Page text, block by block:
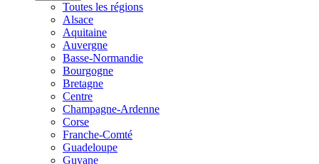
Toutes les régions
Alsace
Aquitaine
Auvergne
Basse-Normandie
Bourgogne
Bretagne
Centre
Champagne-Ardenne
Corse
Franche-Comté
Guadeloupe
Guyane